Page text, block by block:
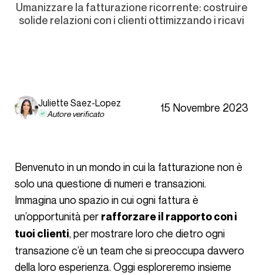
Umanizzare la fatturazione ricorrente: costruire
solide relazioni con i clienti ottimizzando i ricavi
Juliette Saez-Lopez
Autore verificato 15 Novembre 2023
Benvenuto in un mondo in cui la fatturazione non è
solo una questione di numeri e transazioni.
Immagina uno spazio in cui ogni fattura è
un’opportunità per rafforzare il rapporto con i
tuoi clienti, per mostrare loro che dietro ogni
transazione c’è un team che si preoccupa davvero
della loro esperienza. Oggi esploreremo insieme